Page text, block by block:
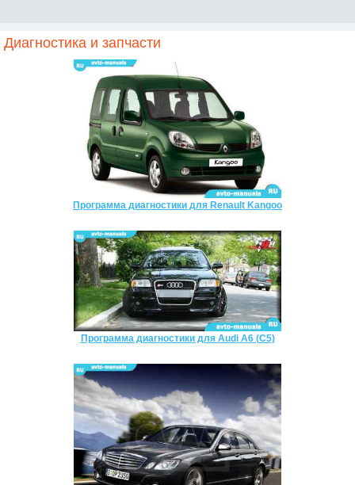
Диагностика и запчасти
Программа диагностики для Renault Kangoo
Программа диагностики для Audi A6 (C5)